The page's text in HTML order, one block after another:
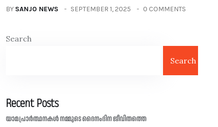
BY SANJO NEWS SEPTEMBER 1, 2025 0 COMMENTS
Search
Search
Recent Posts
യാമപ്രാർത്ഥനകൾ നമ്മുടെ ദൈനംദിന ജീവിതത്തെ